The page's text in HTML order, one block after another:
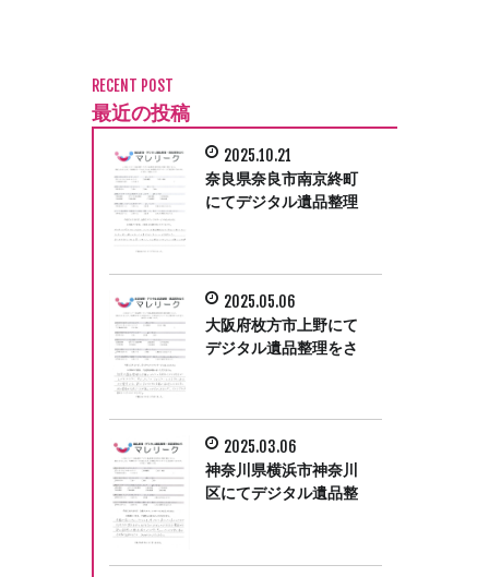
RECENT POST
最近の投稿
2025.10.21
奈良県奈良市南京終町
にてデジタル遺品整理
2025.05.06
大阪府枚方市上野にて
デジタル遺品整理をさ
2025.03.06
神奈川県横浜市神奈川
区にてデジタル遺品整